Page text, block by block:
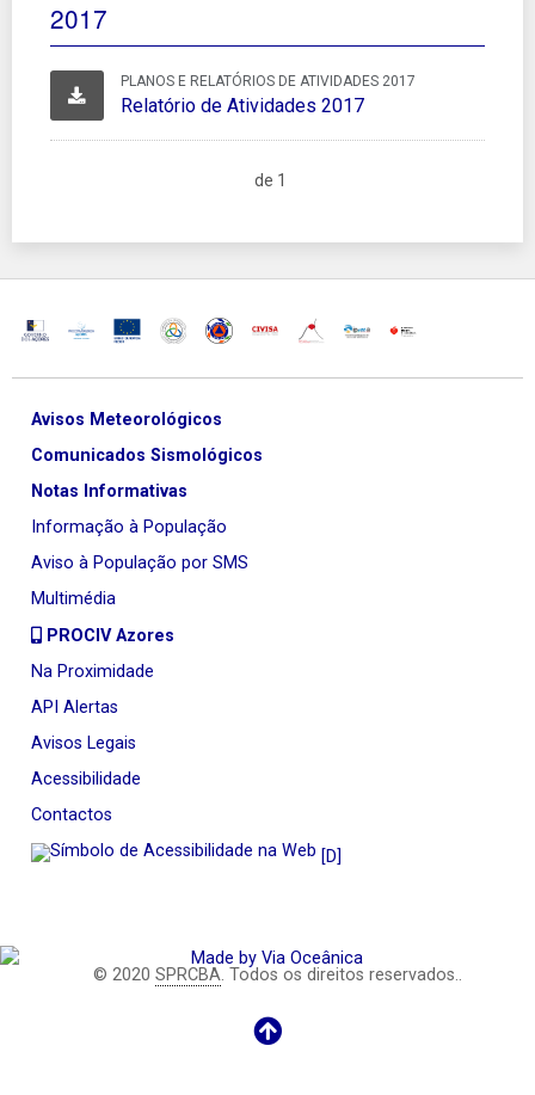
2017
PLANOS E RELATÓRIOS DE ATIVIDADES 2017
Relatório de Atividades 2017
de 1
Avisos Meteorológicos
Comunicados Sismológicos
Notas Informativas
Informação à População
Aviso à População por SMS
Multimédia
PROCIV Azores
Na Proximidade
API Alertas
Avisos Legais
Acessibilidade
Contactos
[D]
© 2020 SPRCBA. Todos os direitos reservados..